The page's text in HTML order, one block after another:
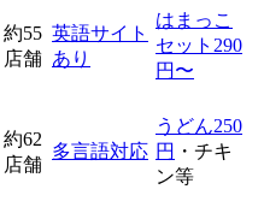
約55
店舗
英語サイト
あり
はまっこ
セット290
円〜
約62
店舗
多言語対応
うどん250
円 ・チキ
ン等